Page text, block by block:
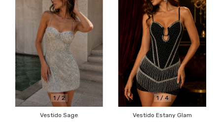
1 / 2
Vestido Sage
1 / 4
Vestido Estany Glam